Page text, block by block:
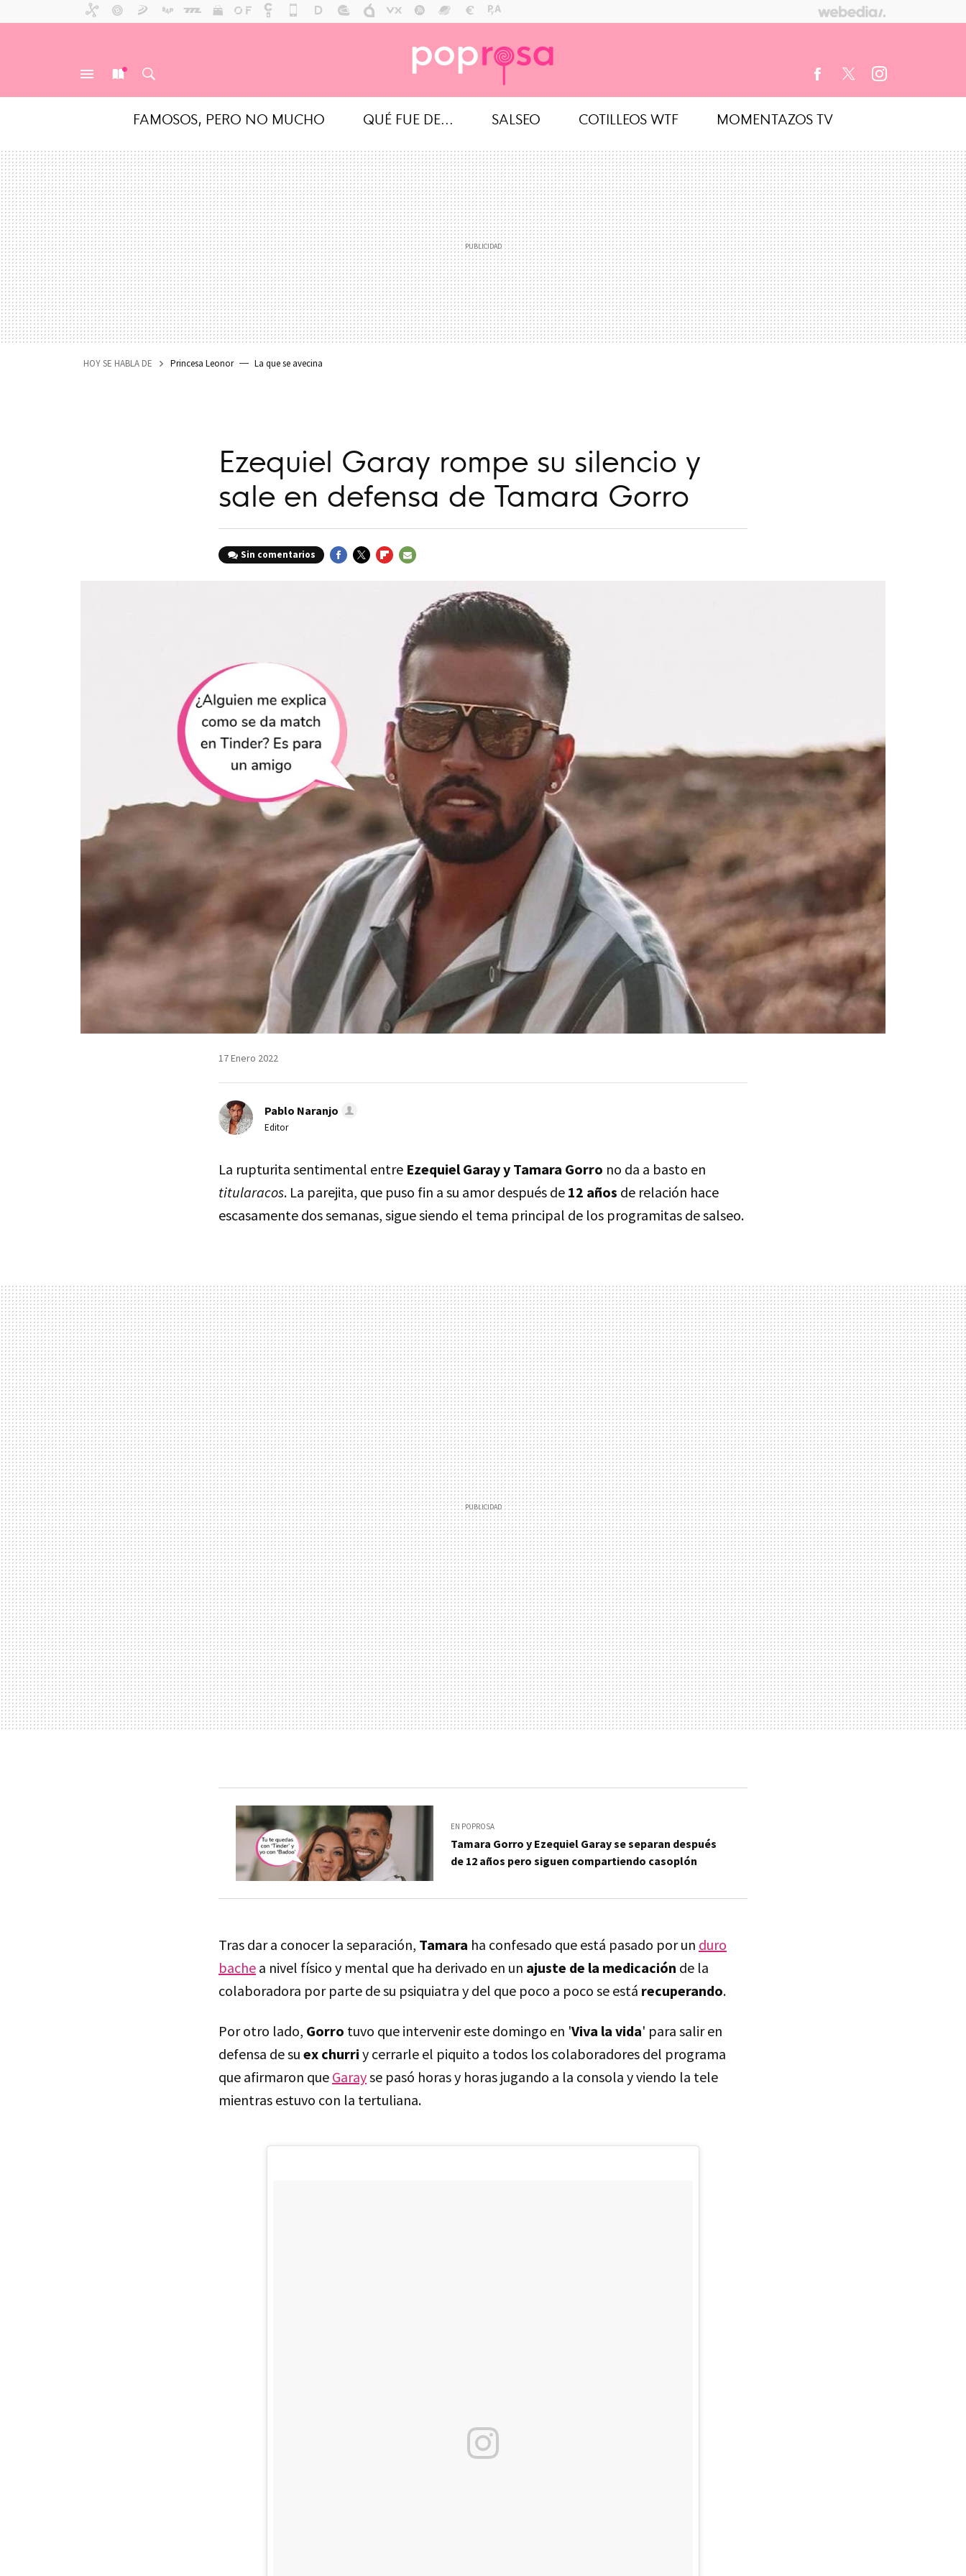
FAMOSOS, PERO NO MUCHO QUÉ FUE DE... SALSEO COTILLEOS WTF MOMENTAZOS TV
HOY SE HABLA DE Princesa Leonor La que se avecina
Ezequiel Garay rompe su silencio y
sale en defensa de Tamara Gorro
Sin comentarios
17 Enero 2022
Pablo Naranjo
Editor
La rupturita sentimental entre Ezequiel Garay y Tamara Gorro no da a basto en
titularacos. La parejita, que puso fin a su amor después de 12 años de relación hace
escasamente dos semanas, sigue siendo el tema principal de los programitas de salseo.
EN POPROSA
Tamara Gorro y Ezequiel Garay se separan después
de 12 años pero siguen compartiendo casoplón
Tras dar a conocer la separación, Tamara ha confesado que está pasado por un duro
bache a nivel físico y mental que ha derivado en un ajuste de la medicación de la
colaboradora por parte de su psiquiatra y del que poco a poco se está recuperando.
Por otro lado, Gorro tuvo que intervenir este domingo en 'Viva la vida' para salir en
defensa de su ex churri y cerrarle el piquito a todos los colaboradores del programa
que afirmaron que Garayse pasó horas y horas jugando a la consola y viendo la tele
mientras estuvo con la tertuliana.